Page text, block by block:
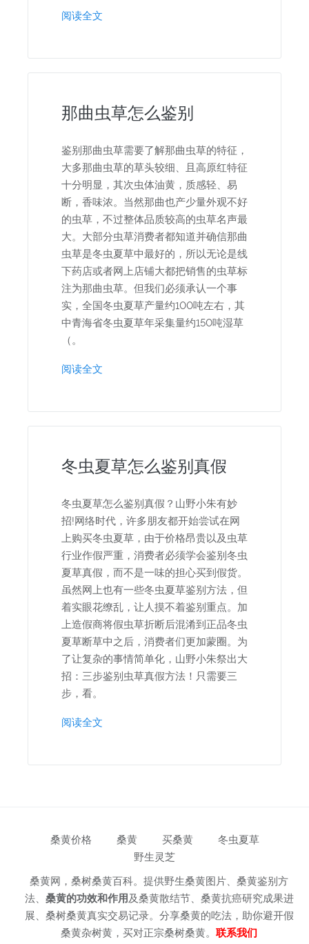
阅读全文
那曲虫草怎么鉴别
鉴别那曲虫草需要了解那曲虫草的特征，
大多那曲虫草的草头较细、且高原红特征
十分明显，其次虫体油黄，质感轻、易
断，香味浓。当然那曲也产少量外观不好
的虫草，不过整体品质较高的虫草名声最
大。大部分虫草消费者都知道并确信那曲
虫草是冬虫夏草中最好的，所以无论是线
下药店或者网上店铺大都把销售的虫草标
注为那曲虫草。但我们必须承认一个事
实，全国冬虫夏草产量约100吨左右，其
中青海省冬虫夏草年采集量约150吨湿草
（。
阅读全文
冬虫夏草怎么鉴别真假
冬虫夏草怎么鉴别真假？山野小朱有妙
招!网络时代，许多朋友都开始尝试在网
上购买冬虫夏草，由于价格昂贵以及虫草
行业作假严重，消费者必须学会鉴别冬虫
夏草真假，而不是一味的担心买到假货。
虽然网上也有一些冬虫夏草鉴别方法，但
着实眼花缭乱，让人摸不着鉴别重点。加
上造假商将假虫草折断后混淆到正品冬虫
夏草断草中之后，消费者们更加蒙圈。为
了让复杂的事情简单化，山野小朱祭出大
招：三步鉴别虫草真假方法！只需要三
步，看。
阅读全文
桑黄价格 桑黄 买桑黄
冬虫夏草
野生灵芝
桑黄网，桑树桑黄百科。提供野生桑黄图片、桑黄鉴别方
法、 桑黄的功效和作用及桑黄散结节、桑黄抗癌研究成果进
展、桑树桑黄真实交易记录。分享桑黄的吃法，助你避开假
桑黄杂树黄，买对正宗桑树桑黄。 联系我们